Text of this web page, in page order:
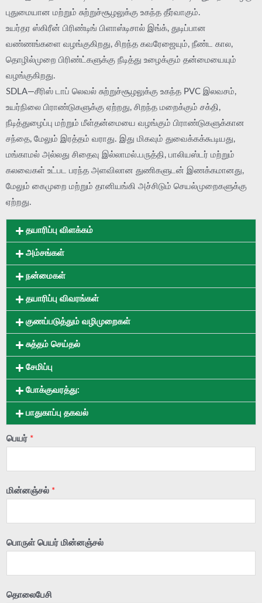
புதுமையான மற்றும் சுற்றுச்சூழலுக்கு உகந்த தீர்வாகும்.
உயர்தர ஸ்கிரீன் பிரிண்டிங் பிளாஸ்டிசால் இங்க், துடிப்பான
வண்ணங்களை வழங்குகிறது, சிறந்த கவரேஜையும், நீண்ட கால,
தொழில்முறை பிரிண்ட்களுக்கு நீடித்து உழைக்கும் தன்மையையும்
வழங்குகிறது.
SDLA—சீரிஸ் டாப் லெவல் சுற்றுச்சூழலுக்கு உகந்த PVC இலவசம்,
உயர்நிலை பிராண்டுகளுக்கு ஏற்றது, சிறந்த மறைக்கும் சக்தி,
நீடித்துழைப்பு மற்றும் மீள்தன்மையை வழங்கும் பிராண்டுகளுக்கான
சந்தை, மேலும் இரத்தம் வராது. இது மிகவும் துவைக்கக்கூடியது,
மங்காமல் அல்லது சிதைவு இல்லாமல்.பருத்தி, பாலியஸ்டர் மற்றும்
கலவைகள் உட்பட பரந்த அளவிலான துணிகளுடன் இணக்கமானது,
மேலும் கைமுறை மற்றும் தானியங்கி அச்சிடும் செயல்முறைகளுக்கு
ஏற்றது.
தயாரிப்பு விளக்கம்
அம்சங்கள்
நன்மைகள்
தயாரிப்பு விவரங்கள்
குணப்படுத்தும் வழிமுறைகள்
சுத்தம் செய்தல்
சேமிப்பு
போக்குவரத்து:
பாதுகாப்பு தகவல்
பெயர் *
மின்னஞ்சல் *
பொருள் பெயர் மின்னஞ்சல்
தொலைபேசி